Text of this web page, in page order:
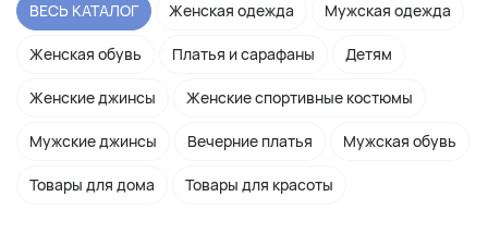
ВЕСЬ КАТАЛОГ Женская одежда Мужская одежда
Женская обувь Платья и сарафаны Детям
Женские джинсы Женские спортивные костюмы
Мужские джинсы Вечерние платья Мужская обувь
Товары для дома Товары для красоты